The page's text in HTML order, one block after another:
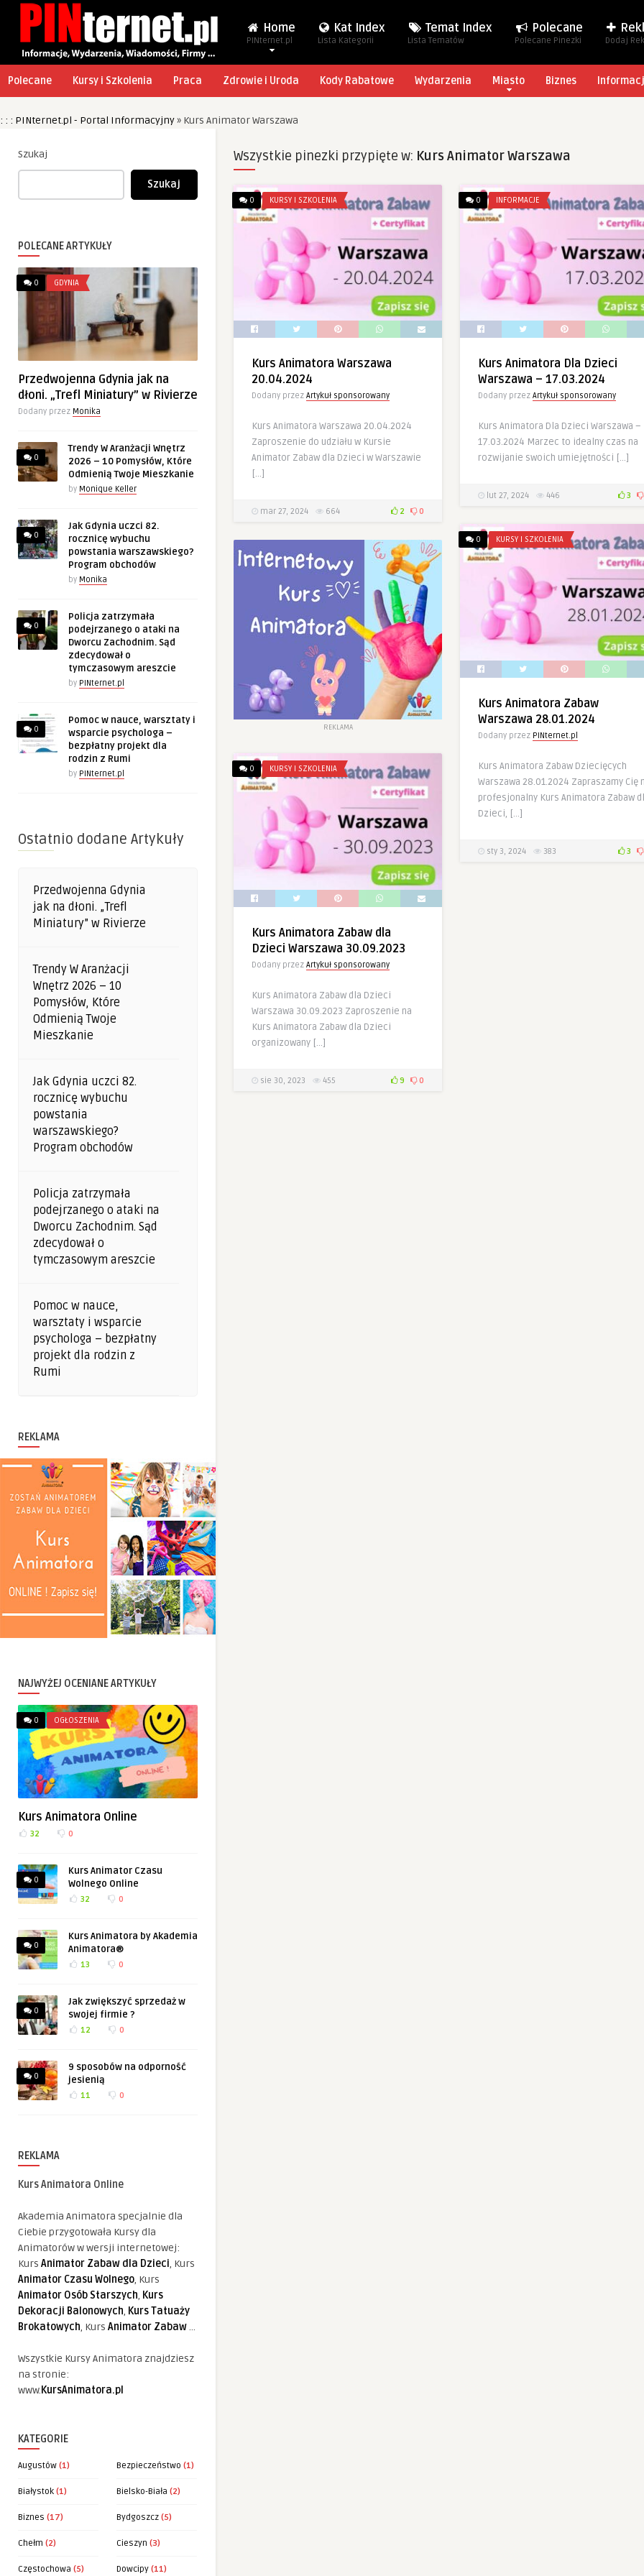
Home
PINternet.pl
Kat Index
Lista Kategorii
Temat Index
Lista Tematów
Polecane
Polecane Pinezki Dodaj
Polecane Kursy i Szkolenia Praca Zdrowie i Uroda Kody Rabatowe Wydarzenia Miasto Biznes
: : : PINternet.pl - Portal Informacyjny» Kurs Animator Warszawa
Szukaj
Szukaj
POLECANE ARTYKUŁY
0 GDYNIA
Przedwojenna Gdynia jak na
dłoni. „Trefl Miniatury” w Rivierze
Dodany przez Monika
0
Trendy W Aranżacji Wnętrz
2026 – 10 Pomysłów, Które
Odmienią Twoje Mieszkanie
by Monique Keller
0
Jak Gdynia uczci 82.
rocznicę wybuchu
powstania warszawskiego?
Program obchodów
by Monika
0
Policja zatrzymała
podejrzanego o ataki na
Dworcu Zachodnim. Sąd
zdecydował o
tymczasowym areszcie
by PINternet.pl
0
Pomoc w nauce, warsztaty i
wsparcie psychologa –
bezpłatny projekt dla
rodzin z Rumi
by PINternet.pl
Ostatnio dodane Artykuły
Przedwojenna Gdynia
jak na dłoni. „Trefl
Miniatury” w Rivierze
Trendy W Aranżacji
Wnętrz 2026 – 10
Pomysłów, Które
Odmienią Twoje
Mieszkanie
Jak Gdynia uczci 82.
rocznicę wybuchu
powstania
warszawskiego?
Program obchodów
Policja zatrzymała
podejrzanego o ataki na
Dworcu Zachodnim. Sąd
zdecydował o
tymczasowym areszcie
Pomoc w nauce,
warsztaty i wsparcie
psychologa – bezpłatny
projekt dla rodzin z
Rumi
REKLAMA
NAJWYŻEJ OCENIANE ARTYKUŁY
0 OGŁOSZENIA
Kurs Animatora Online
32 0
0
Kurs Animator Czasu
Wolnego Online
32 0
0
Kurs Animatora by Akademia
Animatora®
13 0
0
Jak zwiększyć sprzedaż w
swojej firmie ?
12 0
0
9 sposobów na odporność
jesienią
11 0
REKLAMA
Kurs Animatora Online
Akademia Animatora specjalnie dla
Ciebie przygotowała Kursy dla
Animatorów w wersji internetowej:
Kurs Animator Zabaw dla Dzieci, Kurs
Animator Czasu Wolnego, Kurs
Animator Osób Starszych, Kurs
Dekoracji Balonowych, Kurs Tatuaży
Brokatowych, Kurs Animator Zabaw...
Wszystkie Kursy Animatora znajdziesz
na stronie:
www.KursAnimatora.pl
KATEGORIE
Augustów (1) Bezpieczeństwo (1)
Białystok (1) Bielsko-Biała (2)
Biznes (17) Bydgoszcz (5)
Chełm (2) Cieszyn (3)
Częstochowa (5) Dowcipy (11)
Wszystkie pinezki przypięte w: Kurs Animator Warszawa
0 KURSY I SZKOLENIA
Kurs Animatora Warszawa
20.04.2024
Dodany przez Artykuł sponsorowany
Kurs Animatora Warszawa 20.04.2024
Zaproszenie do udziału w Kursie
Animator Zabaw dla Dzieci w Warszawie
[…]
mar 27, 2024 664 2 0
0 INFORMACJE
Kurs Animatora Dla Dzieci
Warszawa – 17.03.2024
Dodany przez Artykuł sponsorowany
Kurs Animatora Dla Dzieci Warszawa –
17.03.2024 Marzec to idealny czas na
rozwijanie swoich umiejętności […]
lut 27, 2024 446 3
0 KURSY I SZKOLENIA
Kurs Animatora Zabaw
Warszawa 28.01.2024
Dodany przez PINternet.pl
Kurs Animatora Zabaw Dziecięcych
Warszawa 28.01.2024 Zapraszamy Cię
profesjonalny Kurs Animatora Zabaw
Dzieci, […]
sty 3, 2024 383 3
REKLAMA
0 KURSY I SZKOLENIA
Kurs Animatora Zabaw dla
Dzieci Warszawa 30.09.2023
Dodany przez Artykuł sponsorowany
Kurs Animatora Zabaw dla Dzieci
Warszawa 30.09.2023 Zaproszenie na
Kurs Animatora Zabaw dla Dzieci
organizowany […]
sie 30, 2023 455 9 0